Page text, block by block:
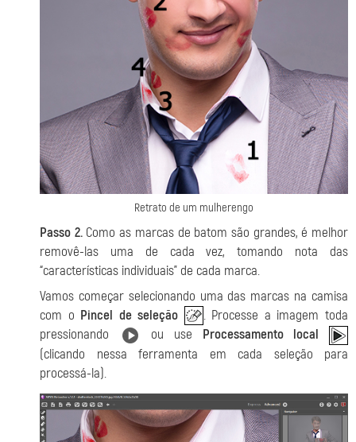
Retrato de um mulherengo
Passo 2.Como as marcas de batom são grandes, é melhor
removê-las uma de cada vez, tomando nota das
“características individuais” de cada marca.
Vamos começar selecionando uma das marcas na camisa
com o Pincel de seleção
. Processe a imagem toda
pressionando
ou use Processamento local
(clicando nessa ferramenta em cada seleção para
processá-la).